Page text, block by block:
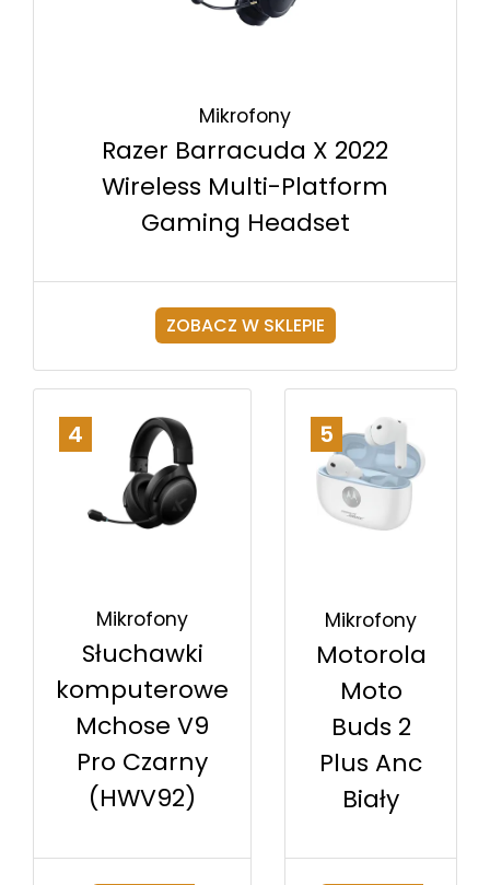
Mikrofony
Razer Barracuda X 2022
Wireless Multi-Platform
Gaming Headset
ZOBACZ W SKLEPIE
4
Mikrofony
Słuchawki
komputerowe
Mchose V9
Pro Czarny
(HWV92)
5
Mikrofony
Motorola
Moto
Buds 2
Plus Anc
Biały